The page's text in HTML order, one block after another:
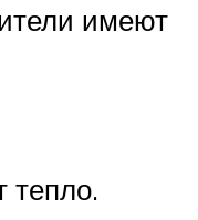
имеют
тепло.